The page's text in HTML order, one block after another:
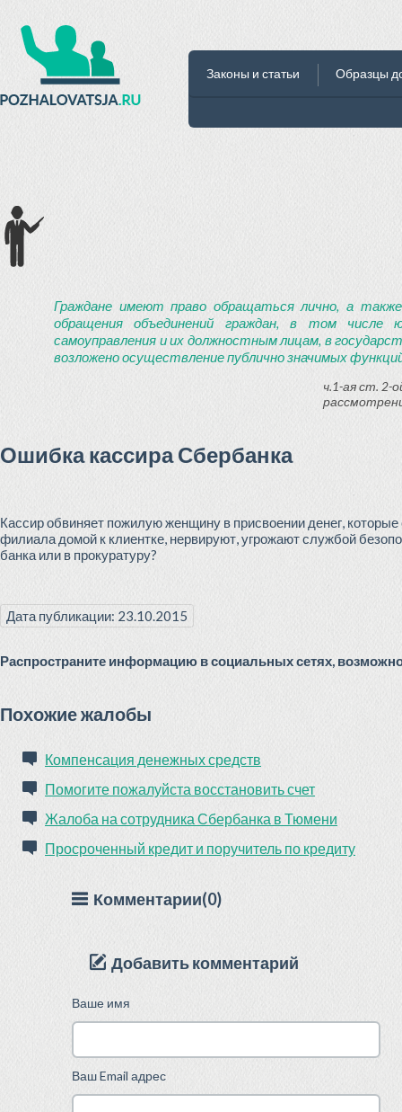
Законы и статьи Образцы
Граждане имеют право обращаться лично, а
обращения объединений граждан, в том числе
самоуправления и их должностным лицам, в
возложено осуществление публично значимых
ч.1-ая ст. 2-
Ошибка кассира Сбербанка
Кассир обвиняет пожилую женщину в присвоении денег,
филиала домой к клиентке, нервируют, угрожают службой
банка или в прокуратуру?
Дата публикации: 23.10.2015
Распространите информацию в социальных сетях,
Похожие жалобы
Компенсация денежных средств
Помогите пожалуйста восстановить счет
Жалоба на сотрудника Сбербанка в Тюмени
Просроченный кредит и поручитель по кредиту
Комментарии(0)
Добавить комментарий
Ваше имя
Ваш Email адрес